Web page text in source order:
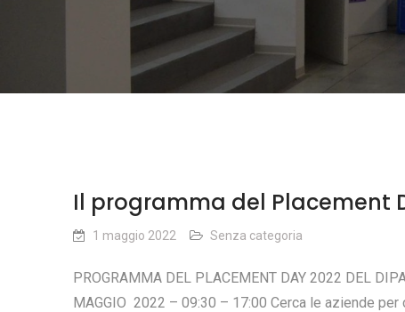
Il programma del Placement
1 maggio 2022 Senza categoria
PROGRAMMA DEL PLACEMENT DAY 2022 DEL
MAGGIO 2022 – 09:30 – 17:00 Cerca le aziende